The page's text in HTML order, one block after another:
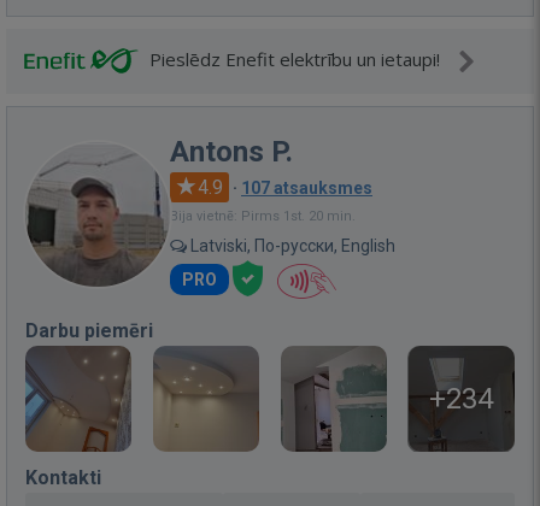
Pieslēdz Enefit elektrību un ietaupi!
Antons P.
4.9 · 107 atsauksmes
Bija vietnē: Pirms 1st. 20 min.
Latviski, По-русски, English
PRO
Darbu piemēri
+234
Kontakti